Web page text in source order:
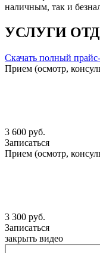
наличным, так и
УСЛУГИ
Скачать полный
Прием (осмотр,
3 600 руб.
Записаться
Прием (осмотр,
3 300 руб.
Записаться
закрыть видео